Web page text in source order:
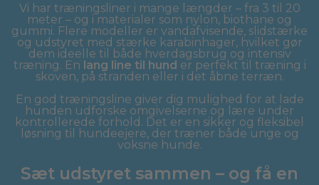
Vi har træningsliner i mange længder – fra 3 til 20
meter – og i materialer som nylon, biothane og
gummi. Flere modeller er vandafvisende, slidstærke
og udstyret med stærke karabinhager, hvilket gør
dem ideelle til både hverdagsbrug og intensiv
træning. En lang line til hund er perfekt til træning i
skoven, på stranden eller i det åbne terræn.
En god træningsline giver dig mulighed for at lade
hunden udforske omgivelserne og lære under
kontrollerede forhold. Det er en sikker og fleksibel
løsning til hundeejere, der træner både unge og
voksne hunde.
Sæt udstyret sammen – og få en